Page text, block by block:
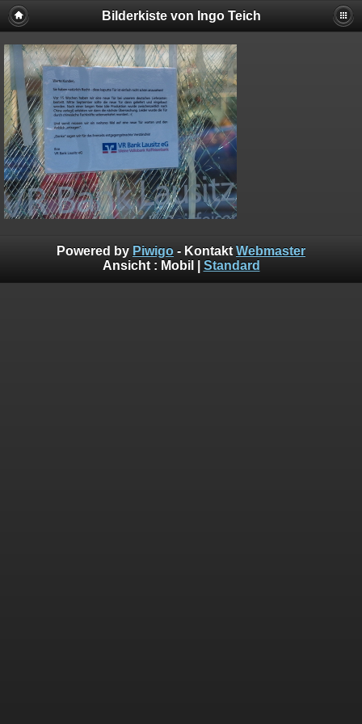
Bilderkiste von Ingo Teich
Powered by Piwigo - Kontakt Webmaster
Ansicht : Mobil Standard